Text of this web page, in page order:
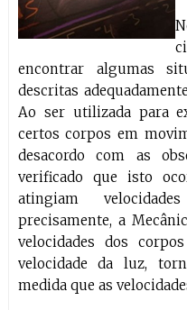
encontrar algumas
descritas
Ao ser utilizada para
certos corpos em
desacordo com as
verificado que isto
atingiam
precisamente, a
velocidades dos
velocidade da luz,
medida que as